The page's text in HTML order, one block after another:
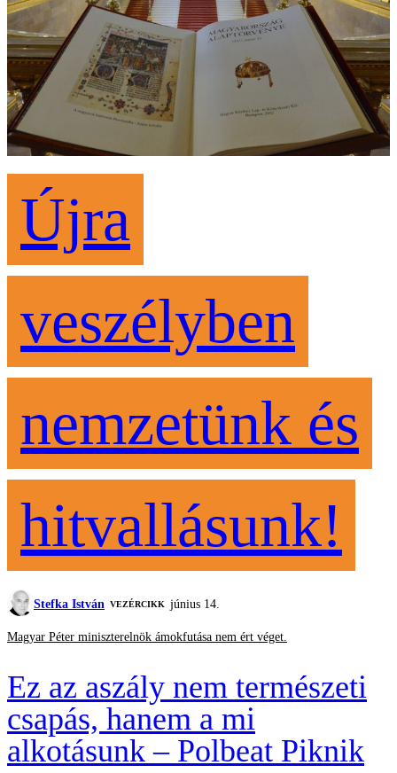
Újra
veszélyben
nemzetünk és
hitvallásunk!
Stefka István VEZÉRCIKK június 14.
Magyar Péter miniszterelnök ámokfutása nem ért véget.
Ez az aszály nem természeti
csapás, hanem a mi
alkotásunk – Polbeat Piknik